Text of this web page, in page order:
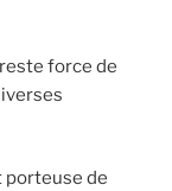
force de
porteuse de